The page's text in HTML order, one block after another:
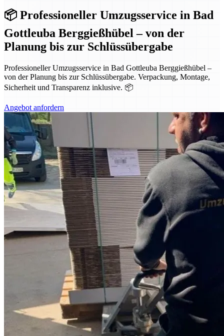
📦 Professioneller Umzugsservice in Bad
Gottleuba Berggießhübel – von der
Planung bis zur Schlüssübergabe
Professioneller Umzugsservice in Bad Gottleuba Berggießhübel –
von der Planung bis zur Schlüssübergabe. Verpackung, Montage,
Sicherheit und Transparenz inklusive. 📦
Angebot anfordern